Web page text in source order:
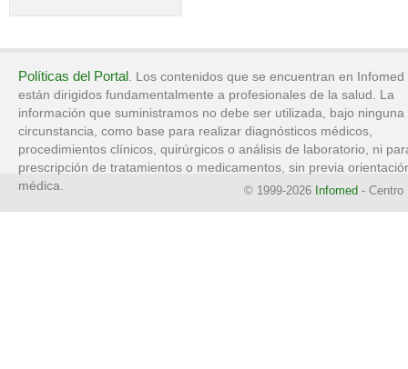
Políticas del Portal. Los contenidos que se encuentran en Infomed
están dirigidos fundamentalmente a profesionales de la salud. La
información que suministramos no debe ser utilizada, bajo ninguna
circunstancia, como base para realizar diagnósticos médicos,
procedimientos clínicos, quirúrgicos o análisis de laboratorio, ni
prescripción de tratamientos o medicamentos, sin previa
médica.
© 1999-2026 Infomed - Centro